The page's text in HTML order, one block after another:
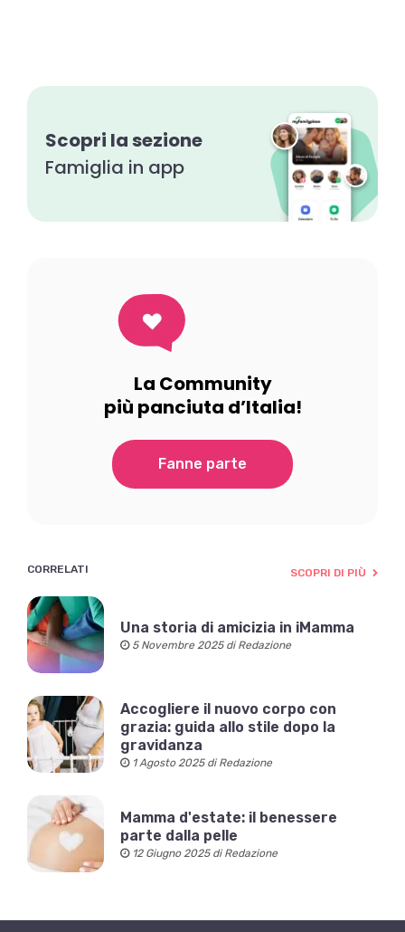
Scopri la sezione
Famiglia in app
La Community
più panciuta d’Italia!
Fanne parte
CORRELATI SCOPRI DI PIÙ
Una storia di amicizia in iMamma
5 Novembre 2025 di Redazione
Accogliere il nuovo corpo con
grazia: guida allo stile dopo la
gravidanza
1 Agosto 2025 di Redazione
Mamma d'estate: il benessere
parte dalla pelle
12 Giugno 2025 di Redazione